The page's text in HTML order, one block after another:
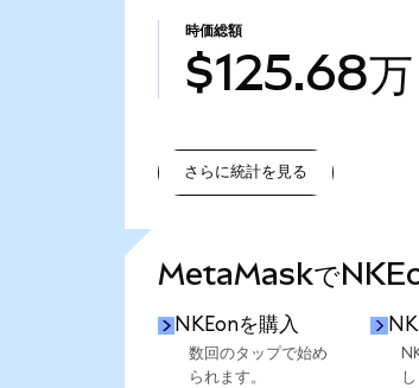
時価総額
$125.68万
さらに統計を見る
MetaMaskで
NKEonを購入
数回のタップで始め
られます。